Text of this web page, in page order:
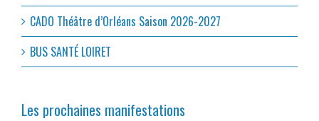
CADO Théâtre d’Orléans Saison 2026-2027
BUS SANTÉ LOIRET
Les prochaines manifestations